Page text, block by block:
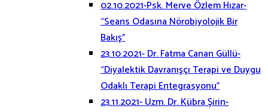
02.10.2021-Psk. Merve Özlem Hızar-
“Seans Odasına Nörobiyolojik Bir
Bakış”
23.10.2021- Dr. Fatma Canan Güllü-
“Diyalektik Davranışçı Terapi ve Duygu
Odaklı Terapi Entegrasyonu”
23.11.2021- Uzm. Dr. Kübra Şirin-